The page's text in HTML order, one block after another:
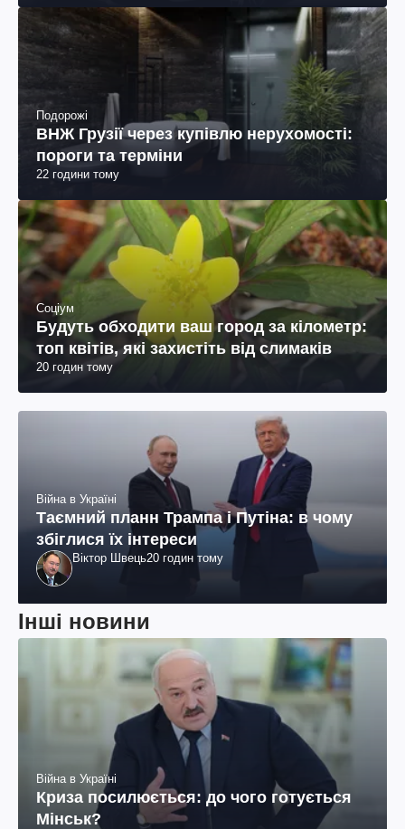
Подорожі
ВНЖ Грузії через купівлю нерухомості:
пороги та терміни
22 години тому
Соціум
Будуть обходити ваш город за кілометр:
топ квітів, які захистіть від слимаків
20 годин тому
Війна в Україні
Таємний планн Трампа і Путіна: в чому
збіглися їх інтереси
Віктор Швець20 годин тому
Інші новини
Війна в Україні
Криза посилюється: до чого готується
Мінськ?